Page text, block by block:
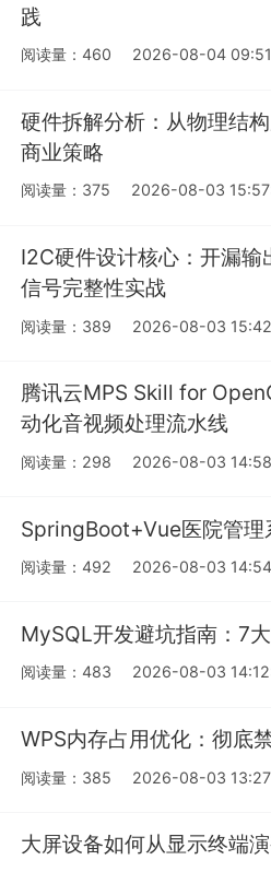
践
阅读量：460 2026-08-04
硬件拆解分析：从物理结
商业策略
阅读量：375 2026-08-03
I2C硬件设计核心：开漏输
信号完整性实战
阅读量：389 2026-08-03
腾讯云MPS Skill for
动化音视频处理流水线
阅读量：298 2026-08-03
SpringBoot+Vue医院管理
阅读量：492 2026-08-03
MySQL开发避坑指南：7
阅读量：483 2026-08-03
WPS内存占用优化：彻底
阅读量：385 2026-08-03
大屏设备如何从显示终端